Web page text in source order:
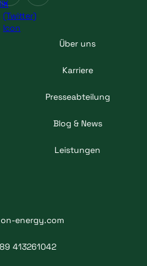
Über uns
Karriere
Presseabteilung
Blog & News
Leistungen
energy.com
413261042